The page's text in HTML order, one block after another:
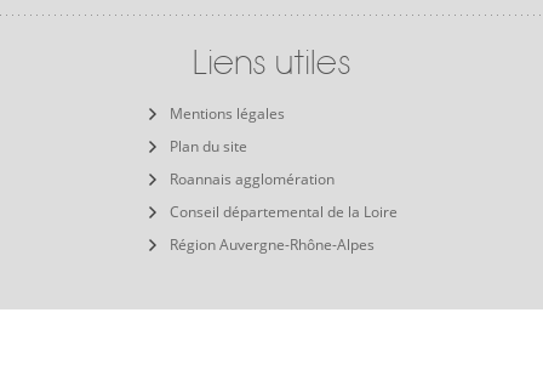
Liens utiles
Mentions légales
Plan du site
Roannais agglomération
Conseil départemental de la Loire
Région Auvergne-Rhône-Alpes